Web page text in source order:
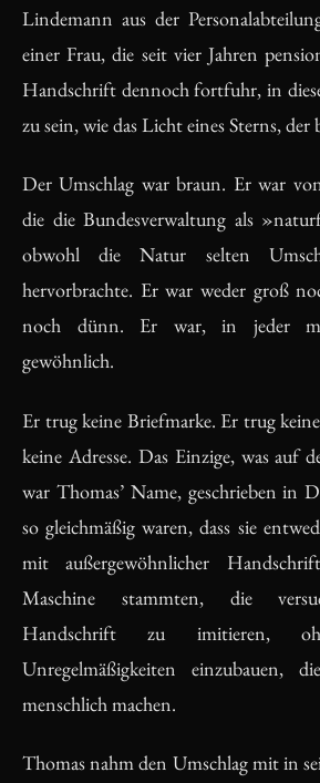
Lindemann aus der
einer Frau, die seit vier Jahren
Handschrift dennoch fortfuhr, in
zu sein, wie das Licht eines Sterns, der
Der Umschlag war braun. Er war
die die Bundesverwaltung als
obwohl die Natur selten
hervorbrachte. Er war weder groß
noch dünn. Er war, in jeder
gewöhnlich.
Er trug keine Briefmarke. Er trug
keine Adresse. Das Einzige, was auf
war Thomas’ Name, geschrieben in
so gleichmäßig waren, dass sie
mit außergewöhnlicher
Maschine stammten, die
Handschrift zu imitieren,
Unregelmäßigkeiten einzubauen,
menschlich machen.
Thomas nahm den Umschlag mit in